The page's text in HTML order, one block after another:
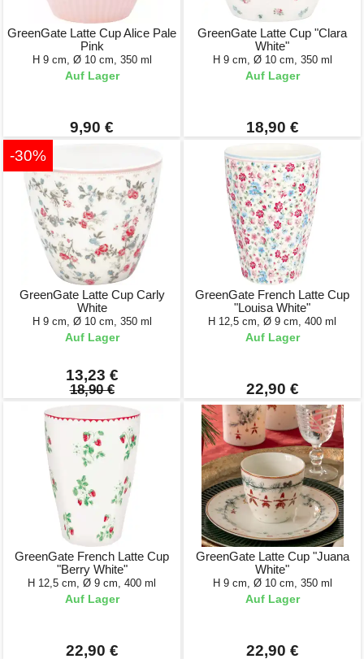
GreenGate Latte Cup Alice Pale
Pink
H 9 cm, Ø 10 cm, 350 ml
Auf Lager
9,90 €
GreenGate Latte Cup "Clara
White"
H 9 cm, Ø 10 cm, 350 ml
Auf Lager
18,90 €
-30%
GreenGate Latte Cup Carly
White
H 9 cm, Ø 10 cm, 350 ml
Auf Lager
13,23 €
18,90 €
GreenGate French Latte Cup
"Louisa White"
H 12,5 cm, Ø 9 cm, 400 ml
Auf Lager
22,90 €
GreenGate French Latte Cup
"Berry White"
H 12,5 cm, Ø 9 cm, 400 ml
Auf Lager
22,90 €
GreenGate Latte Cup "Juana
White"
H 9 cm, Ø 10 cm, 350 ml
Auf Lager
22,90 €